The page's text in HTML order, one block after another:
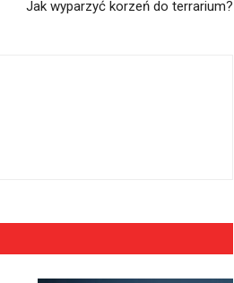
Jak wyparzyć korzeń do terrarium?